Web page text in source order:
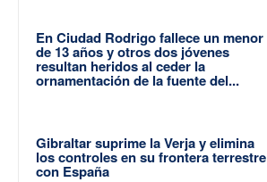
En Ciudad Rodrigo fallece un menor
de 13 años y otros dos jóvenes
resultan heridos al ceder la
ornamentación de la fuente del...
Gibraltar suprime la Verja y elimina
los controles en su frontera terrestre
con España